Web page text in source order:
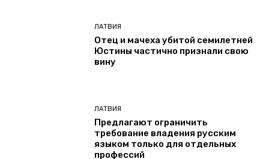
ЛАТВИЯ
Отец и мачеха убитой семилетней
Юстины частично признали свою
вину
ЛАТВИЯ
Предлагают ограничить
требование владения русским
языком только для отдельных
профессий